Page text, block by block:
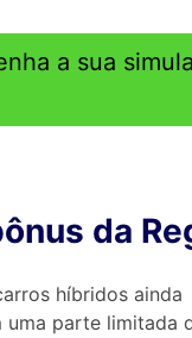
a sua
da
híbridos ainda
uma parte limitada